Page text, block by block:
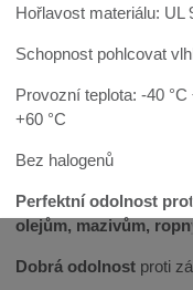
Hořlavost materiálu: UL
Schopnost pohlcovat
Provozní teplota: -40
+60 °C
Bez halogenů
Perfektní odolnost
olejům, mazivům,
Dobrá odolnost proti